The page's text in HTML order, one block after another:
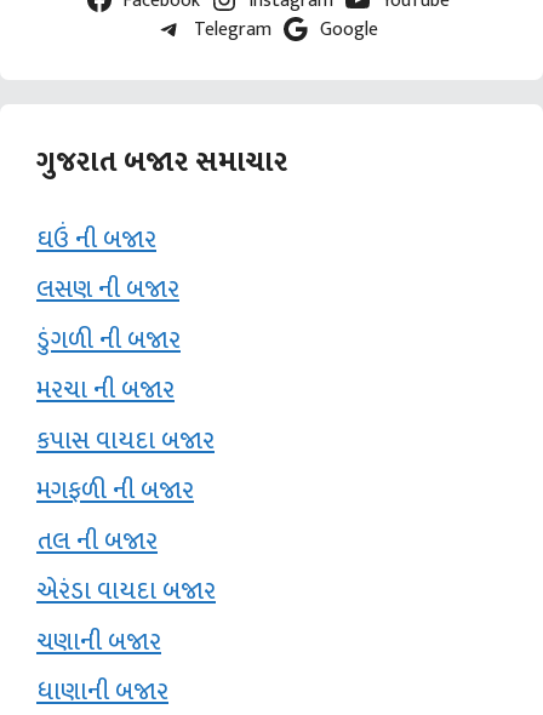
Telegram
Google
ગુજરાત બજાર સમાચાર
ઘઉં ની બજાર
લસણ ની બજાર
ડુંગળી ની બજાર
મરચા ની બજાર
કપાસ વાયદા બજાર
મગફળી ની બજાર
તલ ની બજાર
એરંડા વાયદા બજાર
ચણાની બજાર
ધાણાની બજાર